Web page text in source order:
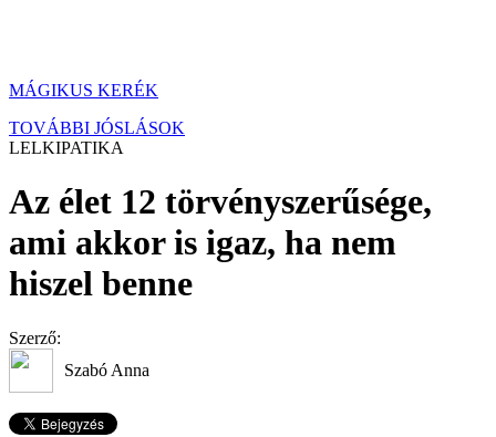
MÁGIKUS KERÉK
TOVÁBBI JÓSLÁSOK
LELKIPATIKA
Az élet 12 törvényszerűsége,
ami akkor is igaz, ha nem
hiszel benne
Szerző:
Szabó Anna